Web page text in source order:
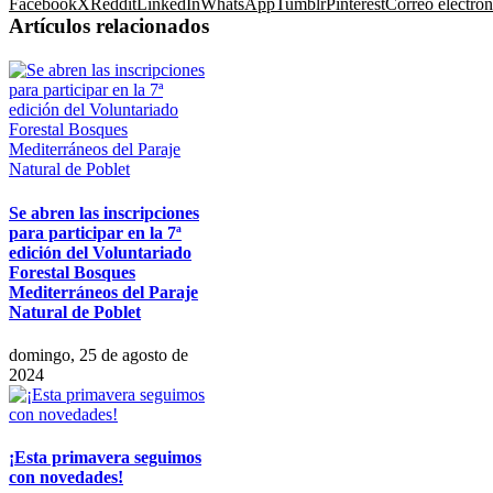
FacebookX Reddit LinkedInWhatsApp TumblrPinterestCorreo
Artículos relacionados
Se abren las inscripciones
para participar en la 7ª
edición del Voluntariado
Forestal Bosques
Mediterráneos del Paraje
Natural de Poblet
domingo, 25 de agosto de
2024
¡Esta primavera seguimos
con novedades!